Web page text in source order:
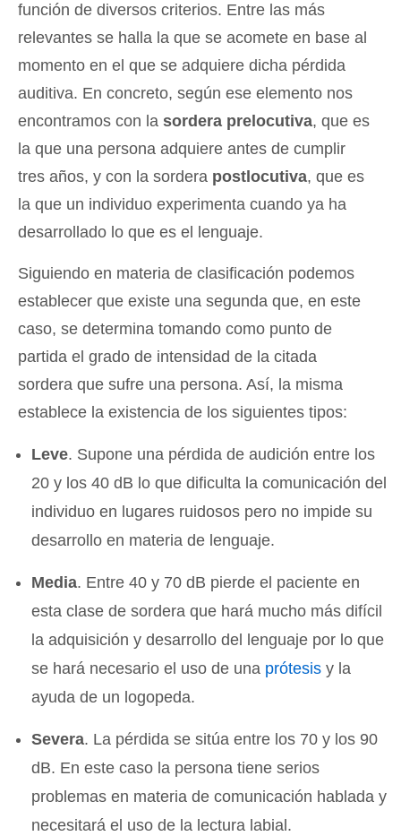
función de diversos criterios. Entre las más
relevantes se halla la que se acomete en base al
momento en el que se adquiere dicha pérdida
auditiva. En concreto, según ese elemento nos
encontramos con la sordera prelocutiva, que es
la que una persona adquiere antes de cumplir
tres años, y con la sordera postlocutiva, que es
la que un individuo experimenta cuando ya ha
desarrollado lo que es el lenguaje.
Siguiendo en materia de clasificación podemos
establecer que existe una segunda que, en este
caso, se determina tomando como punto de
partida el grado de intensidad de la citada
sordera que sufre una persona. Así, la misma
establece la existencia de los siguientes tipos:
Leve. Supone una pérdida de audición entre los
20 y los 40 dB lo que dificulta la comunicación del
individuo en lugares ruidosos pero no impide su
desarrollo en materia de lenguaje.
Media. Entre 40 y 70 dB pierde el paciente en
esta clase de sordera que hará mucho más difícil
la adquisición y desarrollo del lenguaje por lo que
se hará necesario el uso de una prótesis y la
ayuda de un logopeda.
Severa. La pérdida se sitúa entre los 70 y los 90
dB. En este caso la persona tiene serios
problemas en materia de comunicación hablada y
necesitará el uso de la lectura labial.